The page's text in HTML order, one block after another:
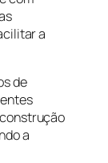
a
de
a